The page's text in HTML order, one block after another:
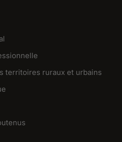
territoires ruraux et urbains